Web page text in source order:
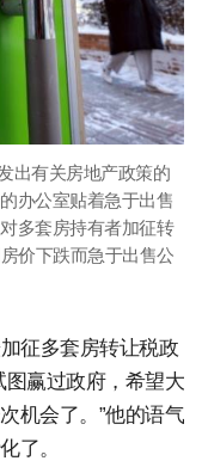
出有关房地产政策的
办公室贴着急于出售
多套房持有者加征转
价下跌而急于出售公
征多套房转让税政
图赢过政府，希望大
机会了。”他的语气
了。